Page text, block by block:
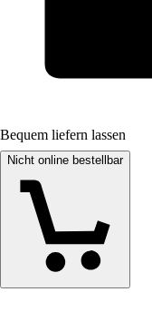
Bequem liefern lassen
Nicht online bestellbar